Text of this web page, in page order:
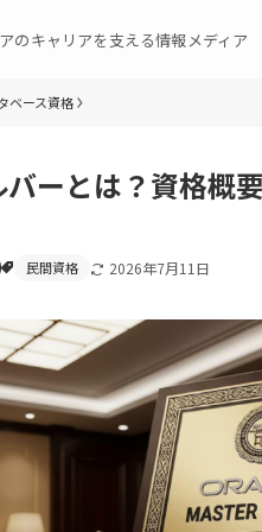
のキャリアを支える情報メディア
ベース資格
ーとは？資格概
民間資格 2026年7月11日